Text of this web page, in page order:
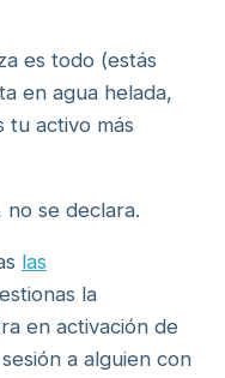
es todo (estás
en agua helada,
tu activo más
no se declara.
las
la
en activación de
a alguien con